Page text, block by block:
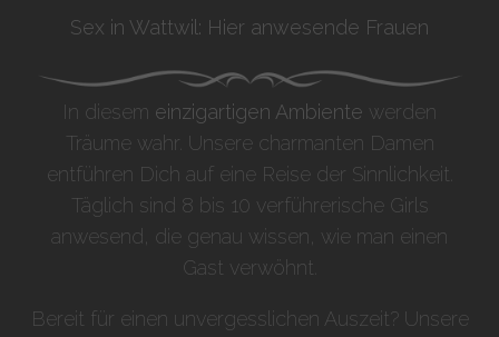
Sex in Wattwil: Hier anwesende Frauen
In diesem einzigartigen Ambiente werden
Träume wahr. Unsere charmanten Damen
entführen Dich auf eine Reise der Sinnlichkeit.
Täglich sind 8 bis 10 verführerische Girls
anwesend, die genau wissen, wie man einen
Gast verwöhnt.
Bereit für einen unvergesslichen Auszeit? Unsere